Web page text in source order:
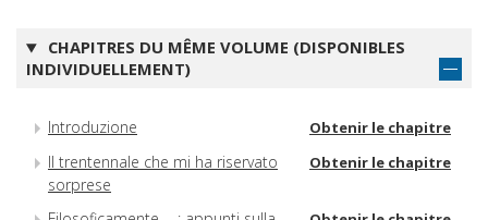
CHAPITRES DU MÊME VOLUME (DISPONIBLES
INDIVIDUELLEMENT)
Introduzione Obtenir le chapitre
Il trentennale che mi ha riservato
sorprese
Obtenir le chapitre